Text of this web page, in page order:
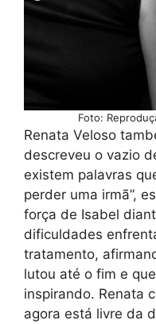
Foto:
Renata Veloso
descreveu o vazio
existem palavras
perder uma irmã”,
força de Isabel
dificuldades
tratamento,
lutou até o fim e
inspirando. Renata
agora está livre da